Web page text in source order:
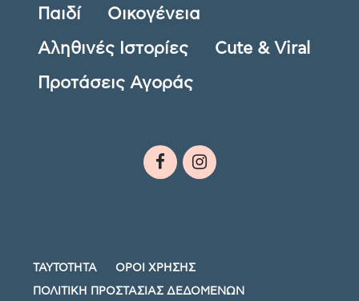
Παιδί Οικογένεια
Αληθινές Ιστορίες Cute & Viral
Προτάσεις Αγοράς
ΤΑΥΤΟΤΗΤΑ ΟΡΟΙ ΧΡΗΣΗΣ
ΠΟΛΙΤΙΚΗ ΠΡΟΣΤΑΣΙΑΣ ΔΕΔΟΜΕΝΩΝ